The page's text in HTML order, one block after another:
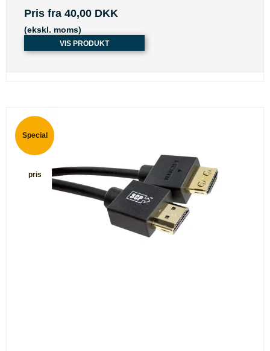
Pris fra 40,00 DKK
(ekskl. moms)
VIS PRODUKT
Special
pris